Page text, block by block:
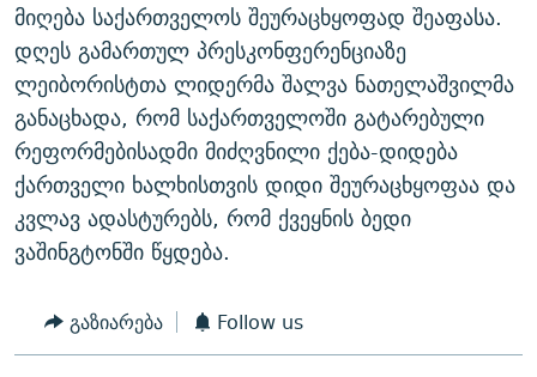
60 ᲓᲔᲪᲘᲑᲔᲚᲘ
ᲒᲐᲜᲙᲘᲗᲮᲕᲘᲡ ᲓᲦᲔ
ᲓᲘᲚᲘᲡ ᲡᲐᲣᲑᲠᲔᲑᲘ
ᲛᲝᲚᲐᲞᲐᲠᲐᲙᲔ ᲢᲔᲥᲡᲢᲔᲑᲘ
ᲨᲘᲜ - ᲣᲪᲮᲝᲔᲗᲨᲘ
ᲚᲘᲢᲔᲠᲐᲢᲣᲠᲣᲚᲘ ᲬᲐᲮᲜᲐᲒᲔᲑᲘ
ᲐᲛᲔᲠᲘᲙᲣᲚᲘ ᲛᲝᲗᲮᲠᲝᲑᲐ
ᲘᲛᲞᲔᲠᲘᲐ ᲓᲐ ᲠᲐᲓᲘᲝ
ᲤᲔᲜᲝᲕᲐᲜᲘ - 2.10
ᲞᲠᲝᲔᲥᲢᲔᲑᲘ
ᲣᲙᲠᲐᲘᲜᲐᲨᲘ ᲓᲐᲦᲣᲞᲣᲚᲘ ᲥᲐᲠᲗᲕᲔᲚᲘ ᲛᲔᲑᲠᲫᲝᲚᲔᲑᲘ - 2022
ᲓᲐᲛᲝᲣᲙᲘᲓᲔᲑᲚᲝᲑᲘᲡ 100 ᲬᲔᲚᲘ
ᲩᲔᲛᲘ ᲡᲘᲙᲕᲓᲘᲚᲘᲡ ᲛᲘᲖᲔᲖᲘᲐ COVID-19
11 ᲬᲔᲚᲘ - 11 ᲐᲛᲑᲐᲕᲘ
ᲡᲐᲞᲐᲠᲚᲐᲛᲔᲜᲢᲝ ᲐᲠᲩᲔᲕᲜᲔᲑᲘᲡ ᲘᲡᲢᲝᲠᲘᲐ
ᲑᲐᲕᲨᲕᲔᲑᲘ ᲞᲠᲝᲡᲢᲘᲢᲣᲪᲘᲐᲨᲘ - ᲐᲛᲝᲣᲗᲥᲛᲔᲚᲘ ᲐᲛᲑᲐᲕᲘ
5 ᲐᲛᲑᲐᲕᲘ - 20 ᲘᲕᲜᲘᲡᲡ ᲓᲐᲨᲐᲕᲔᲑᲣᲚᲔᲑᲘ
ᲐᲒᲕᲘᲡᲢᲝᲡ ᲝᲛᲘ
ЭХО КАВКАЗА
ᲒᲐᲛᲝᲘᲬᲔᲠᲔ
რთე/რთ-ის ყველა საიტი
მიღება საქართველოს შეურაცხყოფად შეაფასა.
დღეს გამართულ პრესკონფერენციაზე
ლეიბორისტთა ლიდერმა შალვა ნათელაშვილმა
განაცხადა, რომ საქართველოში გატარებული
რეფორმებისადმი მიძღვნილი ქება-დიდება
ქართველი ხალხისთვის დიდი შეურაცხყოფაა და
კვლავ ადასტურებს, რომ ქვეყნის ბედი
ვაშინგტონში წყდება.
გაზიარება Follow us